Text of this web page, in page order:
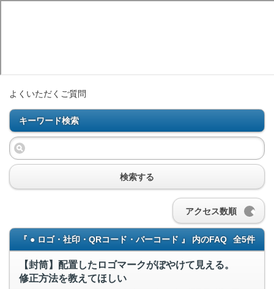
よくいただくご質問
キーワード検索
検索する
アクセス数順
『 ● ロゴ・社印・QRコード・バーコード 』 内のFAQ 全5件
【封筒】配置したロゴマークがぼやけて見える。
修正方法を教えてほしい